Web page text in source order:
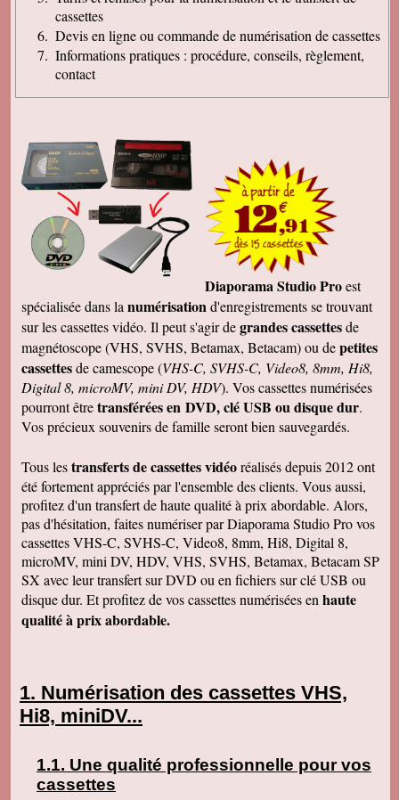
cassettes
Devis en ligne ou commande de numérisation de cassettes
Informations pratiques : procédure, conseils, règlement,
contact
Diaporama Studio Proest
spécialisée dans la numérisationd'enregistrements se trouvant
sur les cassettes vidéo. Il peut s'agir degrandes cassettesde
magnétoscope (VHS, SVHS, Betamax, Betacam) ou depetites
cassettesde camescope (VHS-C, SVHS-C, Video8, 8mm, Hi8,
Digital 8, microMV, mini DV, HDV). Vos cassettes numérisées
pourront êtretransférées en DVD, clé USB ou disque dur.
Vos précieux souvenirs de famille seront bien sauvegardés.
Tous lestransferts de cassettes vidéoréalisés depuis 2012 ont
été fortement appréciés par l'ensemble des clients. Vous aussi,
profitez d'un transfert de haute qualité à prix abordable. Alors,
pas d'hésitation, faites numériser par Diaporama Studio Pro vos
cassettes VHS-C, SVHS-C, Video8, 8mm, Hi8, Digital 8,
microMV, mini DV, HDV, VHS, SVHS, Betamax, Betacam SP
SX avec leur transfert sur DVD ou en fichiers sur clé USB ou
disque dur. Et profitez de vos cassettes numérisées en haute
qualité à prix abordable.
Numérisation des cassettes VHS,
Hi8, miniDV...
Une qualité professionnelle pour vos
cassettes